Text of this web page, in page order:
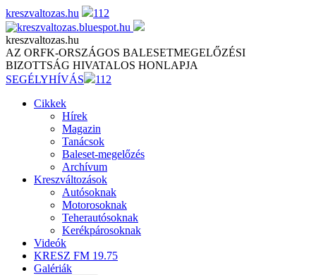
Skip
to
content
kreszvaltozas.hu 112
kreszvaltozas.hu
AZ ORFK-ORSZÁGOS BALESETMEGELŐZÉSI
BIZOTTSÁG HIVATALOS HONLAPJA
SEGÉLYHÍVÁS
112
Cikkek
Hírek
Magazin
Tanácsok
Baleset-megelőzés
Archívum
Kreszváltozások
Autósoknak
Motorosoknak
Teherautósoknak
Kerékpárosoknak
Videók
KRESZ FM 19.75
Galériák